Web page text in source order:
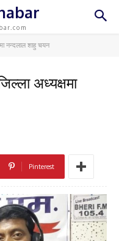
नन्दलाल शाहु चयन
अध्यक्षमा
Pinterest